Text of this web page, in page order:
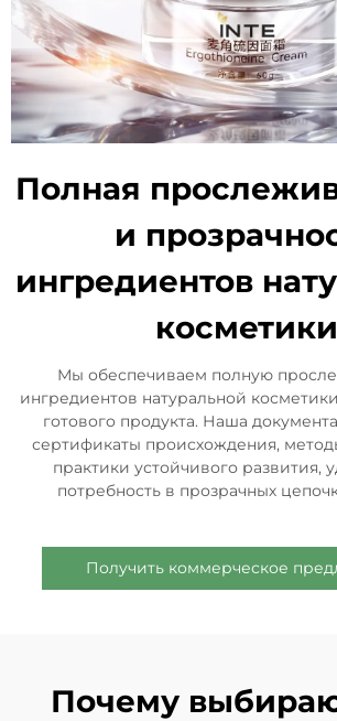
Полная
и
ингредиентов
косметики
Мы обеспечиваем полную
ингредиентов натуральной
готового продукта. Наша
сертификаты происхождения,
практики устойчивого развития,
потребность в прозрачных
Получить коммерческое
Почему